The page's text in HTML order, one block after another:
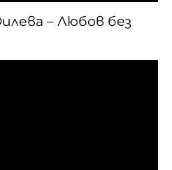
– Любов без